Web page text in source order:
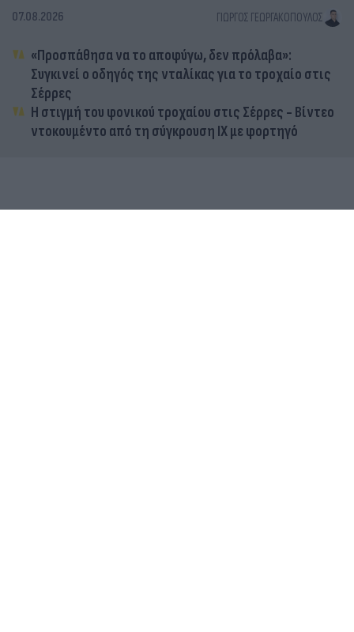
07.08.2026 ΓΙΏΡΓΟΣ ΓΕΩΡΓΑΚΌΠΟΥΛΟΣ
«Προσπάθησα να το αποφύγω, δεν πρόλαβα»:
Συγκινεί ο οδηγός της νταλίκας για το τροχαίο στις
Σέρρες
Η στιγμή του φονικού τροχαίου στις Σέρρες - Βίντεο
ντοκουμέντο από τη σύγκρουση ΙΧ με φορτηγό